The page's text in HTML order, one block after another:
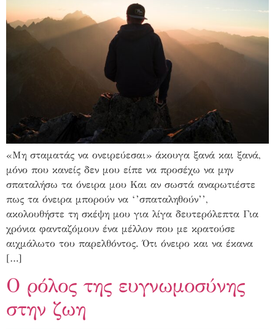
«Μη σταματάς να ονειρεύεσαι» άκουγα ξανά και ξανά,
μόνο που κανείς δεν μου είπε να προσέχω να μην
σπαταλήσω τα όνειρα μου Και αν σωστά αναρωτιέστε
πως τα όνειρα μπορούν να ‘’σπαταληθούν’’,
ακολουθήστε τη σκέψη μου για λίγα δευτερόλεπτα Για
χρόνια φανταζόμουν ένα μέλλον που με κρατούσε
αιχμάλωτο του παρελθόντος. Ότι όνειρο και να έκανα
[…]
Ο ρόλος της ευγνωμοσύνης
στην ζωη